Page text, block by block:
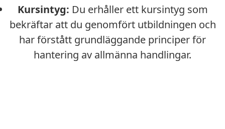
Kursintyg: Du erhåller ett kursintyg som
bekräftar att du genomfört utbildningen och
har förstått grundläggande principer för
hantering av allmänna handlingar.